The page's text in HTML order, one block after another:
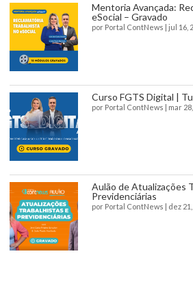
Mentoria Avançada:
eSocial – Gravado
por Portal ContNews jul 16,
Curso FGTS Digital |
por Portal ContNews mar
Aulão de Atualizações
Previdenciárias
por Portal ContNews dez